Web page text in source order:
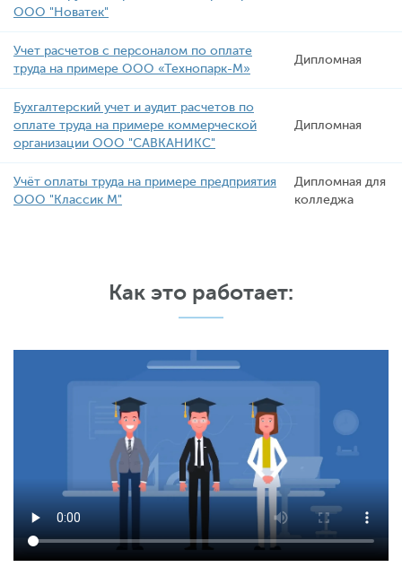
ООО "Новатек"
Учет расчетов с персоналом по оплате
труда на примере ООО «Технопарк-М»
Дипломная
Бухгалтерский учет и аудит расчетов по
оплате труда на примере коммерческой
организации ООО "САВКАНИКС"
Дипломная
Учёт оплаты труда на примере предприятия
ООО "Классик М"
Дипломная для
колледжа
Как это работает: